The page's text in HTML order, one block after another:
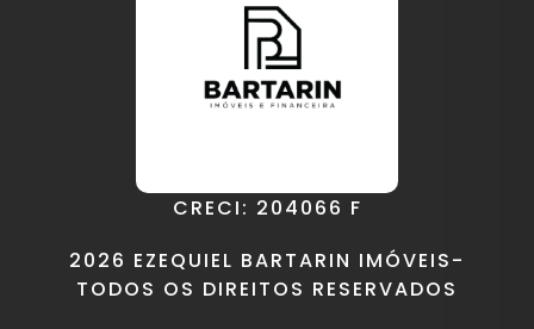
CRECI: 204066 F
2026 EZEQUIEL BARTARIN IMÓVEIS-
TODOS OS DIREITOS RESERVADOS